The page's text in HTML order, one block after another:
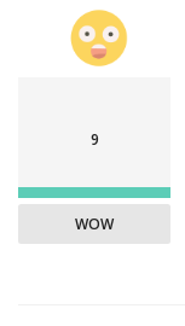
9
WOW